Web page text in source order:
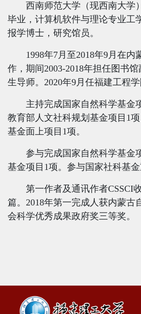
西南师范大学（现西南大学
毕业，计算机软件与理论专业工
报学博士，研究馆员。
1998年7月至2018年9月在内
作，期间2003-2018年担任图书
生导师。 2020年9月任福建工程
主持完成国家自然科学基金
教育部人文社科规划基金项目 1
基金面上项目 1项。
参与完成国家自然科学基金
基金项目 1项。参与国家社科基金
第一作者及通讯作者CSSCI
篇。 2018年第一完成人获内蒙古
会科学优秀成果政府奖三等奖。